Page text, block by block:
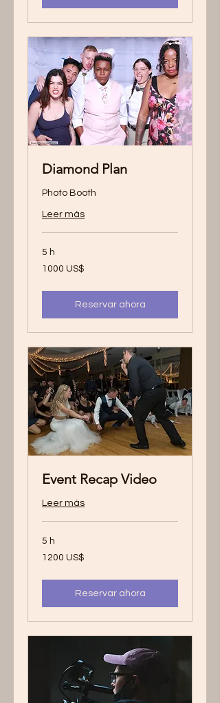
Diamond Plan
Photo Booth
Leer más
5 h
1000
dólares
1000 US$
Reservar ahora
Event Recap Video
Leer más
5 h
1200
dólares
1200 US$
Reservar ahora